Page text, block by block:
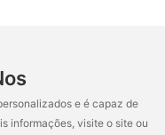
e é capaz de
informações, visite o site ou